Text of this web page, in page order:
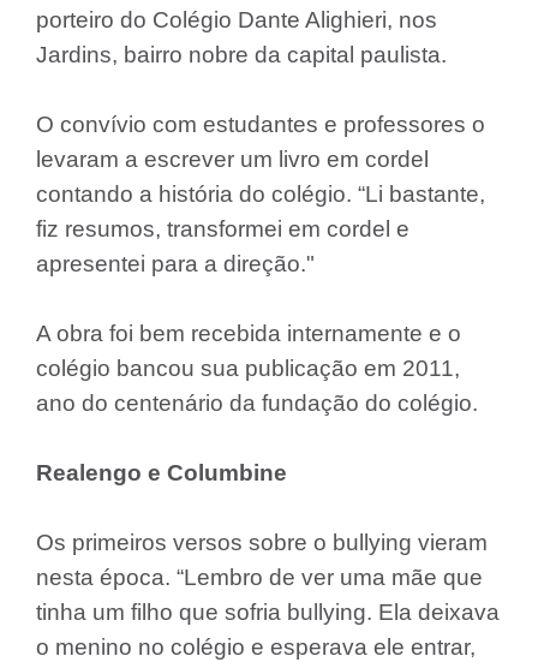
porteiro do Colégio Dante Alighieri, nos
Jardins, bairro nobre da capital paulista.
O convívio com estudantes e professores o
levaram a escrever um livro em cordel
contando a história do colégio. “Li bastante,
fiz resumos, transformei em cordel e
apresentei para a direção."
A obra foi bem recebida internamente e o
colégio bancou sua publicação em 2011,
ano do centenário da fundação do colégio.
Realengo e Columbine
Os primeiros versos sobre o bullying vieram
nesta época. “Lembro de ver uma mãe que
tinha um filho que sofria bullying. Ela deixava
o menino no colégio e esperava ele entrar,